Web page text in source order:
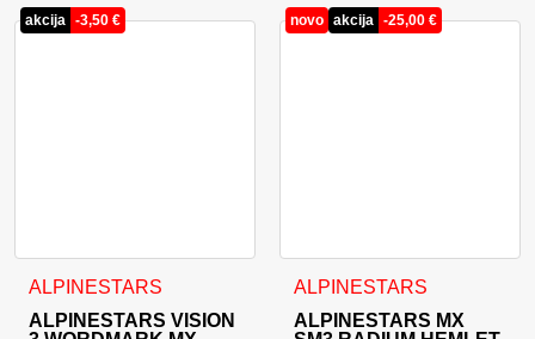
akcija -3,50 €
ALPINESTARS
ALPINESTARS VISION
novo akcija -25,00 €
ALPINESTARS
ALPINESTARS MX
Ta izdelek ima več različic.